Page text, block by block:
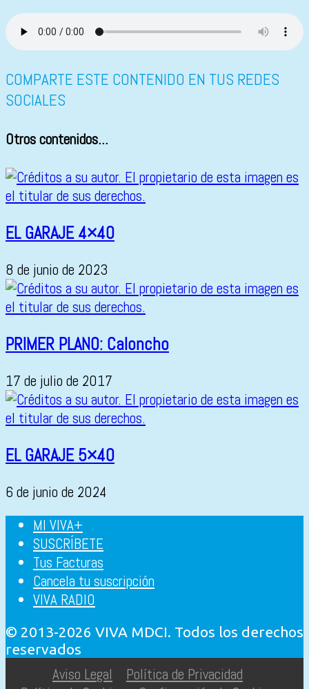
COMPARTE ESTE CONTENIDO EN TUS REDES
SOCIALES
Otros contenidos...
EL GARAJE 4×40
8 de junio de 2023
PRIMER PLANO: Caloncho
17 de julio de 2017
EL GARAJE 5×40
6 de junio de 2024
MI VIVA+
SUSCRÍBETE
Tus Facturas
Cancela tu suscripción
VIVA RADIO
© 2013-2026 VIVA MDCI. Todos los derechos
reservados
Aviso Legal
Política de Privacidad